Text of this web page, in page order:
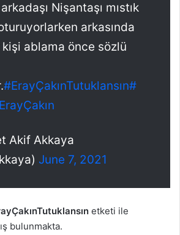
Nişantaşı mıstık
arkasında
ablama önce sözlü
#ErayÇakınTutuklansın#
Akif Akkaya
June 7, 2021
etketi ile
bulunmakta.